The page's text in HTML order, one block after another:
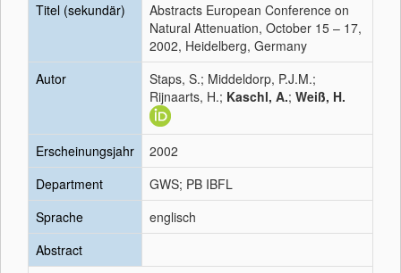
Titel (sekundär)
Abstracts European Conference on
Natural Attenuation, October 15 – 17,
2002, Heidelberg, Germany
Autor
Staps, S.; Middeldorp, P.J.M.;
Rijnaarts, H.; Kaschl, A.; Weiß, H.
Erscheinungsjahr
2002
Department
GWS; PB IBFL
Sprache
englisch
Abstract